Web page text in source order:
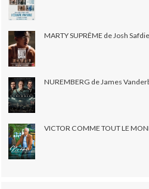
MARTY SUPRÊME de Josh Safdie
NUREMBERG de James
VICTOR COMME TOUT LE